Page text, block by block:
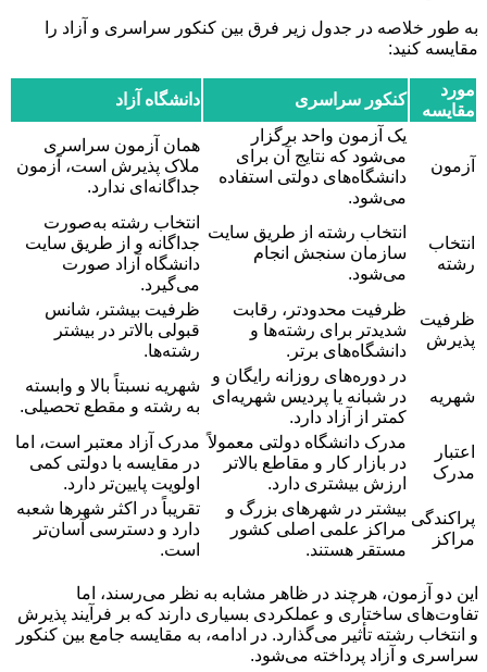
به طور خلاصه در جدول زیر فرق بین کنکور سراسری و آزاد را
مقایسه کنید:
مورد
مقایسه
کنکور سراسری دانشگاه آزاد
آزمون
یک آزمون واحد برگزار
می‌شود که نتایج آن برای
دانشگاه‌های دولتی استفاده
می‌شود.
همان آزمون سراسری
ملاک پذیرش است، آزمون
جداگانه‌ای ندارد.
انتخاب
رشته
انتخاب رشته از طریق سایت
سازمان سنجش انجام
می‌شود.
انتخاب رشته به‌صورت
جداگانه و از طریق سایت
دانشگاه آزاد صورت
می‌گیرد.
ظرفیت
پذیرش
ظرفیت محدودتر، رقابت
شدیدتر برای رشته‌ها و
دانشگاه‌های برتر.
ظرفیت بیشتر، شانس
قبولی بالاتر در بیشتر
رشته‌ها.
شهریه
در دوره‌های روزانه رایگان و
در شبانه یا پردیس شهریه‌ای
کمتر از آزاد دارد.
شهریه نسبتاً بالا و وابسته
به رشته و مقطع تحصیلی.
اعتبار
مدرک
مدرک دانشگاه دولتی معمولاً
در بازار کار و مقاطع بالاتر
ارزش بیشتری دارد.
مدرک آزاد معتبر است، اما
در مقایسه با دولتی کمی
اولویت پایین‌تر دارد.
پراکندگی
مراکز
بیشتر در شهرهای بزرگ و
مراکز علمی اصلی کشور
مستقر هستند.
تقریباً در اکثر شهرها شعبه
دارد و دسترسی آسان‌تر
است.
این دو آزمون، هرچند در ظاهر مشابه به نظر می‌رسند، اما
تفاوت‌های ساختاری و عملکردی بسیاری دارند که بر فرآیند پذیرش
و انتخاب رشته تأثیر می‌گذارد. در ادامه، به مقایسه جامع بین کنکور
سراسری و آزاد پرداخته می‌شود.